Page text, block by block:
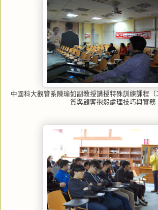
中國科大觀管系陳瑜如副教授講授特殊訓練課程
質與顧客抱怨處理技巧與實務